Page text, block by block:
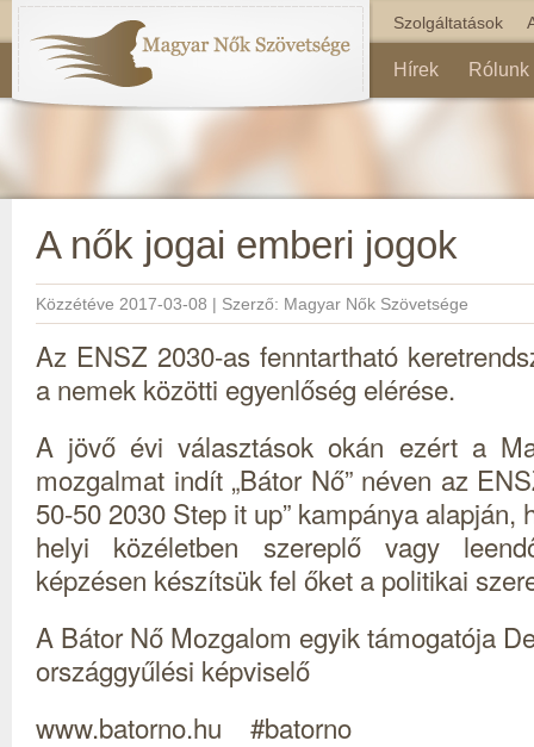
Szolgáltatások
Hírek Rólunk
A nők jogai emberi jogok
Közzétéve 2017-03-08 | Szerző: Magyar Nők Szövetsége
Az ENSZ 2030-as fenntartható
a nemek közötti egyenlőség elérése.
A jövő évi választások okán ezért a
mozgalmat indít „Bátor Nő” néven az
50-50 2030 Step it up” kampánya alapján,
helyi közéletben szereplő vagy
képzésen készítsük fel őket a politikai
A Bátor Nő Mozgalom egyik támogatója
országgyűlési képviselő
www.batorno.hu #batorno